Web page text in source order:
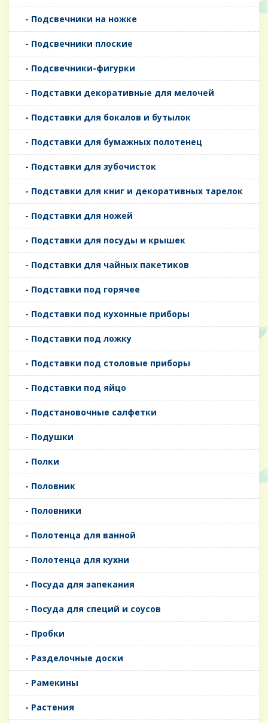
- Подсвечники на ножке
- Подсвечники плоские
- Подсвечники-фигурки
- Подставки декоративные для мелочей
- Подставки для бокалов и бутылок
- Подставки для бумажных полотенец
- Подставки для зубочисток
- Подставки для книг и декоративных тарелок
- Подставки для ножей
- Подставки для посуды и крышек
- Подставки для чайных пакетиков
- Подставки под горячее
- Подставки под кухонные приборы
- Подставки под ложку
- Подставки под столовые приборы
- Подставки под яйцо
- Подстановочные салфетки
- Подушки
- Полки
- Половник
- Половники
- Полотенца для ванной
- Полотенца для кухни
- Посуда для запекания
- Посуда для специй и соусов
- Пробки
- Разделочные доски
- Рамекины
- Растения